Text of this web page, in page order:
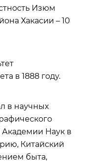
Изюм
Хакасии – 10
в 1888 году.
в научных
Наук в
Китайский
быта,